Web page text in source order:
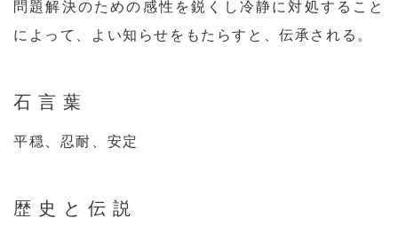
問題解決のための感性を鋭くし冷静に対処すること
によって、よい知らせをもたらすと、伝承される。
石言葉
平穏、忍耐、安定
歴史と伝説